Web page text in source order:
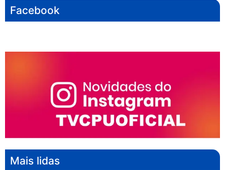
Facebook
Mais lidas